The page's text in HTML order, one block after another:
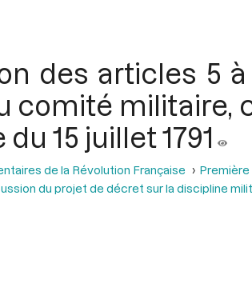
des articles 5
comité militaire,
15 juillet 1791
de la Révolution Française Première
du projet de décret sur la discipline